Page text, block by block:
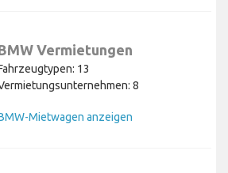
Vermietungen
13
8
Mietwagen anzeigen